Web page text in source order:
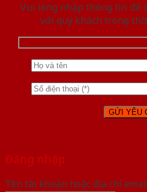
Vui lòng nhập thông tin để
với quý khách trong
Đăng nhập
Tên tài khoản hoặc địa chỉ